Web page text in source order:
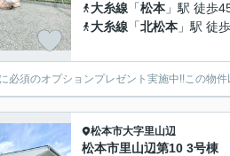
大糸線 「松本 」駅 徒歩
大糸線 「北松本 」駅 徒
必須のオプションプレゼント実施中!!この物
松本市大字里山辺
松本市里山辺第10 3号棟